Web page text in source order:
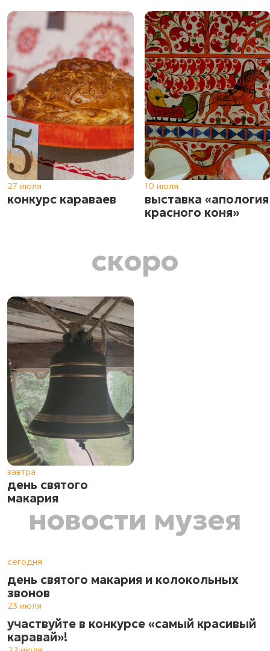
27 июля
конкурс караваев
10 июля
выставка «апология
красного коня»
скоро
завтра
день святого
макария
новости музея
сегодня
день святого макария и колокольных
звонов
23 июля
участвуйте в конкурсе «самый красивый
каравай»!